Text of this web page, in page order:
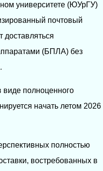
университете (ЮУрГУ)
почтовый
доставляться
(БПЛА) без
виде полноценного
начать летом 2026
полностью
востребованных в